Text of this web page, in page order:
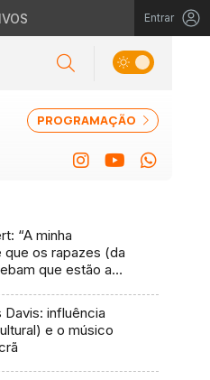
Entrar
PROGRAMAÇÃO
“A minha
que os rapazes (da
que estão a
Davis: influência
e o músico